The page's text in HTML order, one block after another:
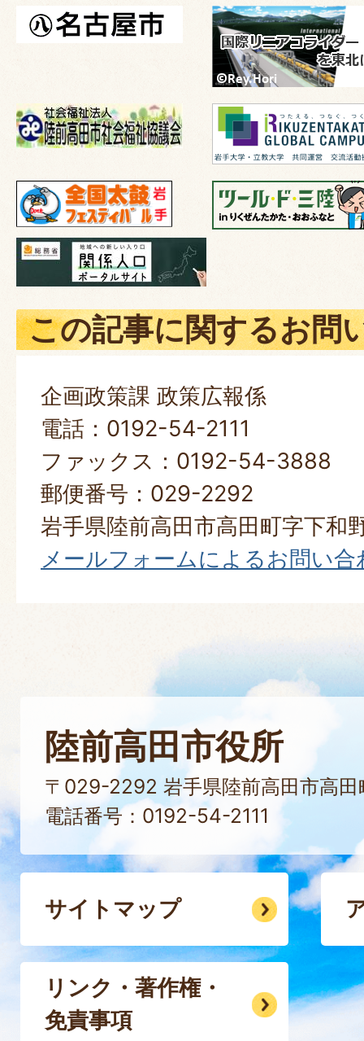
この記事に関するお問
企画政策課 政策広報係
電話：0192-54-2111
ファックス：0192-54-3888
郵便番号：029-2292
岩手県陸前高田市高田町字下和
メールフォームによるお問い合
陸前高田市役所
〒029-2292 岩手県陸前高田市高田
電話番号：0192-54-2111
サイトマップ
リンク・著作権・
免責事項